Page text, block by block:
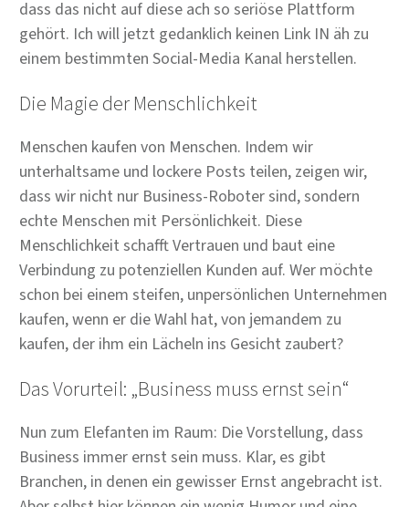
dass das nicht auf diese ach so seriöse Plattform
gehört. Ich will jetzt gedanklich keinen Link IN äh zu
einem bestimmten Social-Media Kanal herstellen.
Die Magie der Menschlichkeit
Menschen kaufen von Menschen. Indem wir
unterhaltsame und lockere Posts teilen, zeigen wir,
dass wir nicht nur Business-Roboter sind, sondern
echte Menschen mit Persönlichkeit. Diese
Menschlichkeit schafft Vertrauen und baut eine
Verbindung zu potenziellen Kunden auf. Wer möchte
schon bei einem steifen, unpersönlichen Unternehmen
kaufen, wenn er die Wahl hat, von jemandem zu
kaufen, der ihm ein Lächeln ins Gesicht zaubert?
Das Vorurteil: „Business muss ernst sein“
Nun zum Elefanten im Raum: Die Vorstellung, dass
Business immer ernst sein muss. Klar, es gibt
Branchen, in denen ein gewisser Ernst angebracht ist.